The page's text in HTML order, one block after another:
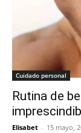
Cuidado personal
Rutina de
Elisabet - 15 mayo,